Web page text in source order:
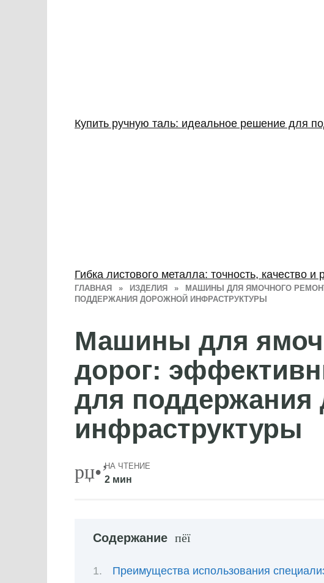
ГЛАВНАЯ » ИЗДЕЛИЯ »
МАШИНЫ ДЛЯ ЯМОЧНОГО
ПОДДЕРЖАНИЯ ДОРОЖНОЙ ИНФРАСТРУКТУРЫ
Машины для
дорог:
для поддержания
инфраструктуры
НА ЧТЕНИЕ
2 мин
Содержание
Преимущества использования
Купить ручную таль: идеальное решение для
Гибка листового металла: точность, качество